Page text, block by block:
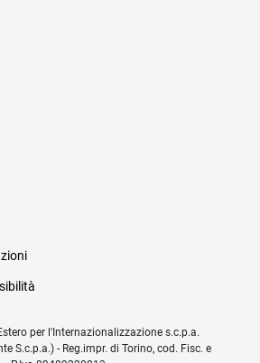
per l'Internazionalizzazione s.c.p.a.
S.c.p.a.) - Reg.impr. di Torino, cod. Fisc. e